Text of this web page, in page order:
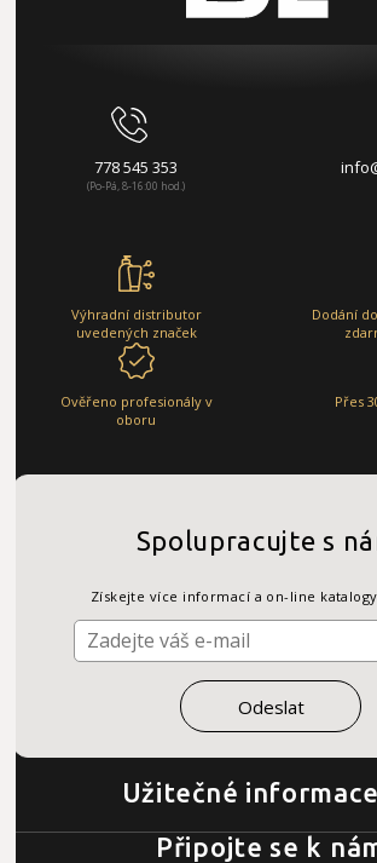
778 545 353
(Po-Pá, 8-16:00 hod.)
Výhradní distributor
uvedených značek
Dodání
Ověřeno profesionály v
oboru
Přes
Užitečné informace
Spolupracujte s
Získejte více informací a on-line
Připojte se k